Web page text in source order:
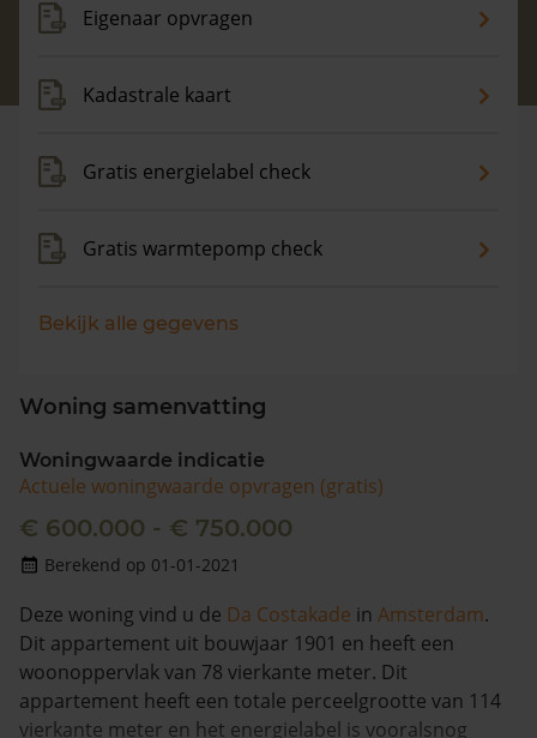
Eigenaar opvragen
Kadastrale kaart
Gratis energielabel check
Gratis warmtepomp check
Bekijk alle gegevens
Woning samenvatting
Woningwaarde indicatie
Actuele woningwaarde opvragen (gratis)
€ 600.000 - € 750.000
Berekend op 01-01-2021
Deze woning vind u de Da Costakade in Amsterdam.
Dit appartement uit bouwjaar 1901 en heeft een
woonoppervlak van 78 vierkante meter. Dit
appartement heeft een totale perceelgrootte van 114
vierkante meter en het energielabel is vooralsnog